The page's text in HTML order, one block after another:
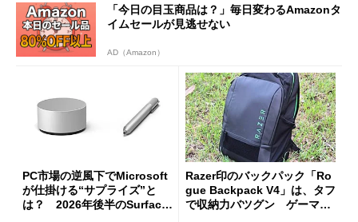
「今日の目玉商品は？」毎日変わるAmazonタ
イムセールが見逃せない
AD（Amazon）
PC市場の逆風下でMicrosoft
が仕掛ける“サプライズ”と
は？ 2026年後半のSurface
Razer印のバックパック「Ro
gue Backpack V4」は、タフ
で収納力バツグン ゲーマー